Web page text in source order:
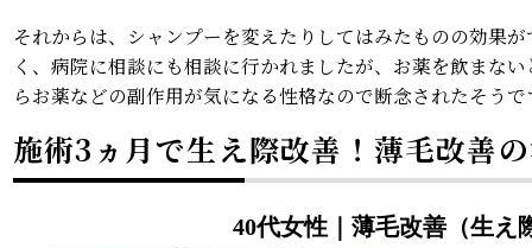
それからは、シャンプーを変えたりしてはみたものの効果
く、病院に相談にも相談に行かれましたが、お薬を飲まな
らお薬などの副作用が気になる性格なので断念されたそうで
施術3ヵ月で生え際改善！薄毛改善
40代女性｜薄毛改善（生え